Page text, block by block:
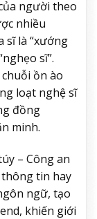
người theo
nhiều
sĩ là “xướng
sĩ”.
ồn ào
loạt nghệ sĩ
đồng
minh.
– Công an
thông tin hay
ngữ, tạo
khiến giới